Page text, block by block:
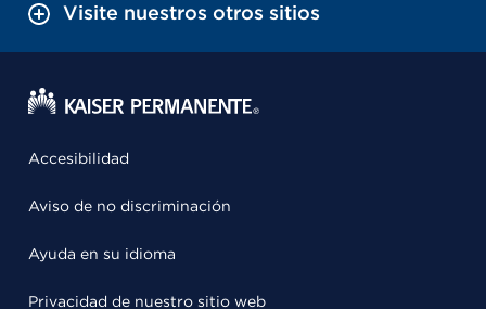
Visite nuestros otros sitios
Accesibilidad
Aviso de no discriminación
Ayuda en su idioma
Privacidad de nuestro sitio web